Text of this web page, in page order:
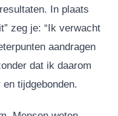
In plaats
zeg je: “Ik verwacht
aandragen
dat ik daarom
tijdgebonden.